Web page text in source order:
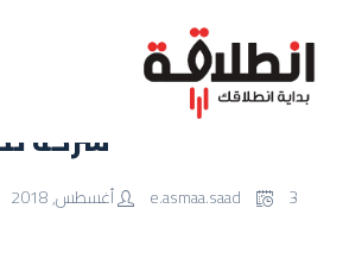
شركة
e.asmaa.saad 3 أغسطس, 2018